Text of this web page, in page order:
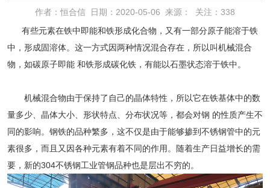
作者：恒合信 日期：2020-05-06 来源： 关注： 338
有些元素在铁中即能和铁形成化合物，又有一部分原子能溶于铁
中，形成固溶体。这一方式因两种情况混合存在，所以叫机械混合
物，如碳原子即能 和铁形成碳化铁，有能以石墨状态溶于铁中。
机械混合物由于保持了自己的晶体特性，所以它在铁基体中的数
量多少、晶体大小、形状特点、分布状况等，都会对钢 的性质产生不
同的影响。钢铁的品种繁多，这不仅是由于能够掺到不锈钢管中的元
素很多，而且又因各种元素有着不同的作用。随着生产日益增长的需
要，新的304不锈钢工业管钢品种也是层出不穷的。